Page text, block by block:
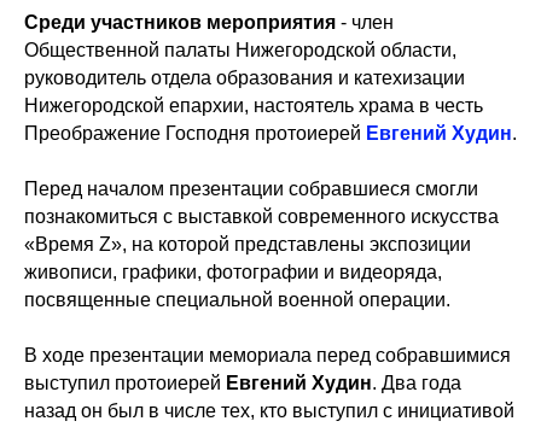
Среди участников мероприятия - член
Общественной палаты Нижегородской области,
руководитель отдела образования и катехизации
Нижегородской епархии, настоятель храма в честь
Преображение Господня протоиерей Евгений Худин.
Перед началом презентации собравшиеся смогли
познакомиться с выставкой современного искусства
«Время Z», на которой представлены экспозиции
живописи, графики, фотографии и видеоряда,
посвященные специальной военной операции.
В ходе презентации мемориала перед собравшимися
выступил протоиерей Евгений Худин. Два года
назад он был в числе тех, кто выступил с инициативой